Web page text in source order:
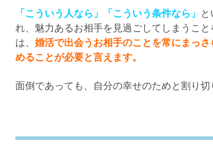
「こういう人なら」 「こういう条件なら」
れ、魅力あるお相手を見過ごしてしまうこ
は、婚活で出会うお相手のことを常にまっ
めることが必要と言えます。
面倒であっても、自分の幸せのためと割り切